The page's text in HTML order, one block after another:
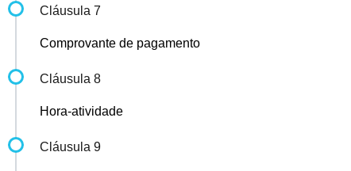
Cláusula 7
Comprovante de pagamento
Cláusula 8
Hora-atividade
Cláusula 9